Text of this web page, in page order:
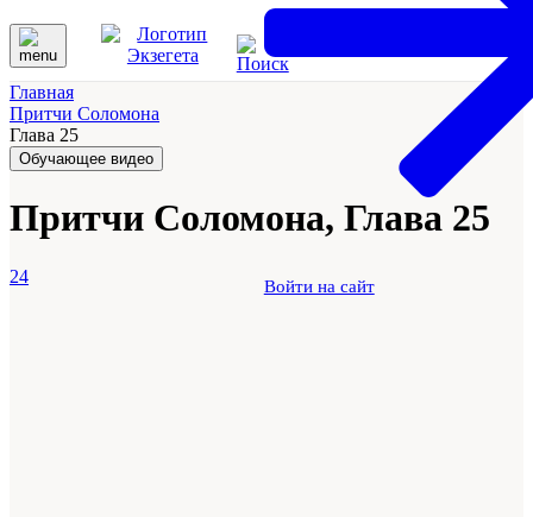
Войти на сайт
Главная
Притчи Соломона
Глава 25
Обучающее видео
Притчи Соломона, Глава 25
24